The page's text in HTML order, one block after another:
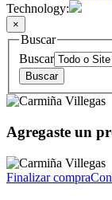
Technology:
×
Buscar
Buscar
Agregaste un
Finalizar compra